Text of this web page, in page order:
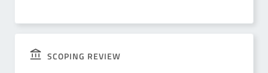
SCOPING REVIEW